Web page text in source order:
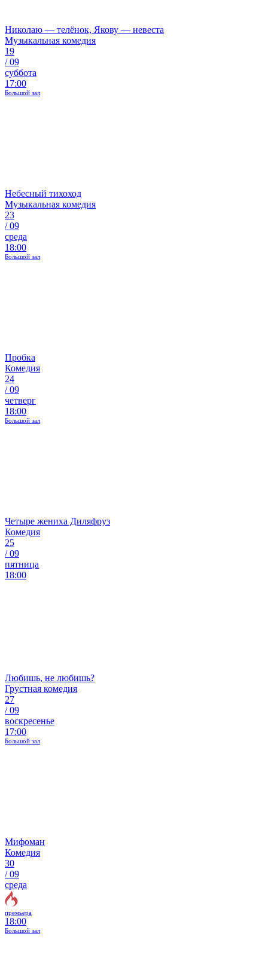
Николаю — телёнок, Якову — невеста
Музыкальная комедия
19
/09
суббота
17:00
Большой зал
Небесный тихоход
Музыкальная комедия
23
/09
среда
18:00
Большой зал
Пробка
Комедия
24
/09
четверг
18:00
Большой зал
Четыре жениха Диляфруз
Комедия
25
/09
пятница
18:00
Любишь, не любишь?
Грустная комедия
27
/09
воскресенье
17:00
Большой зал
Мифоман
Комедия
30
/09
среда
премьера
18:00
Большой зал